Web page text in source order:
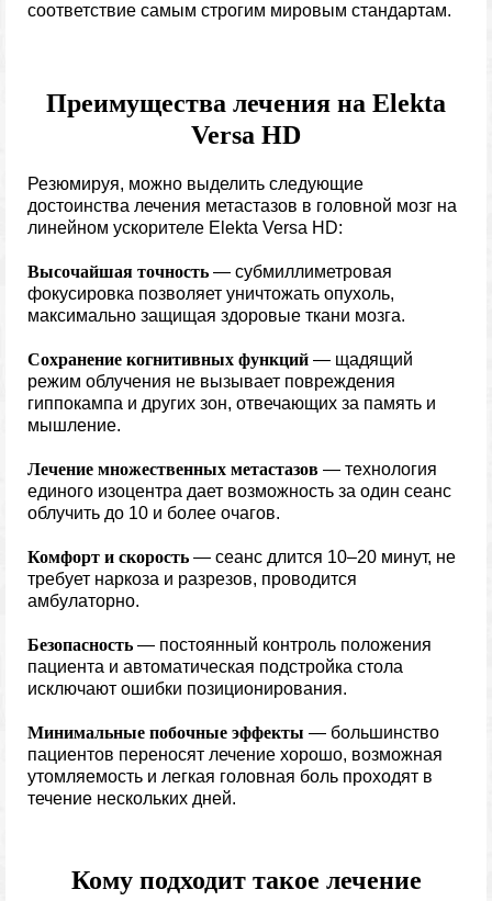
соответствие самым строгим мировым стандартам.
Преимущества лечения на Elekta
Versa HD
Резюмируя, можно выделить следующие
достоинства лечения метастазов в головной мозг на
линейном ускорителе Elekta Versa HD:
Высочайшая точность — субмиллиметровая
фокусировка позволяет уничтожать опухоль,
максимально защищая здоровые ткани мозга.
Сохранение когнитивных функций — щадящий
режим облучения не вызывает повреждения
гиппокампа и других зон, отвечающих за память и
мышление.
Лечение множественных метастазов — технология
единого изоцентра дает возможность за один сеанс
облучить до 10 и более очагов.
Комфорт и скорость — сеанс длится 10–20 минут, не
требует наркоза и разрезов, проводится
амбулаторно.
Безопасность — постоянный контроль положения
пациента и автоматическая подстройка стола
исключают ошибки позиционирования.
Минимальные побочные эффекты — большинство
пациентов переносят лечение хорошо, возможная
утомляемость и легкая головная боль проходят в
течение нескольких дней.
Кому подходит такое лечение